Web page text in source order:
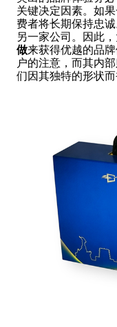
关键决定因素。如
费者将长期保持忠
另一家公司。因此
做来获得优越的品
户的注意，而其内
们因其独特的形状而